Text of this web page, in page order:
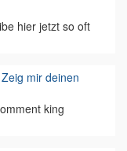
hier jetzt so oft
Zeig mir deinen
king